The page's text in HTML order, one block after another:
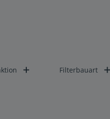
Filterbauart